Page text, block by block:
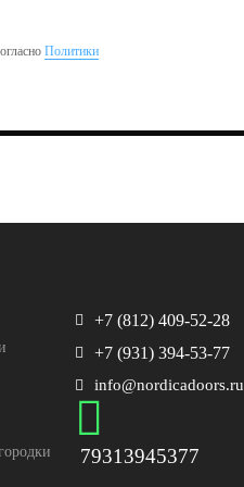
Политики
+7 (812) 409-52-28
+7 (931) 394-53-77
info@nordicadoors.ru
79313945377